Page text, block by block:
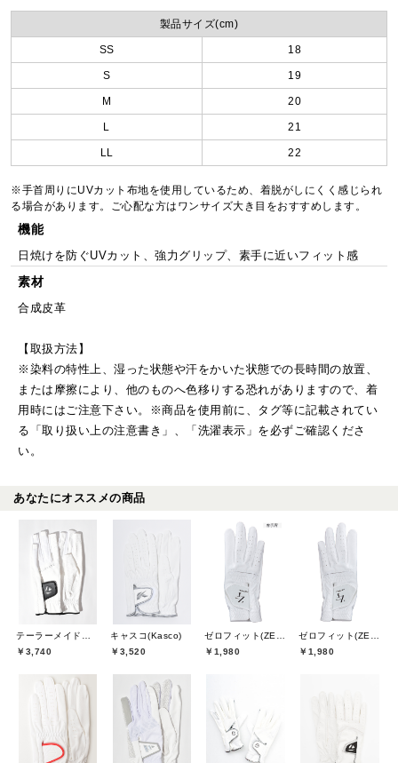
製品サイズ(cm)
SS 18
S 19
M 20
L 21
LL 22
※手首周りにUVカット布地を使用しているため、着脱がしにくく感じられ
る場合があります。ご心配な方はワンサイズ大き目をおすすめします。
機能
日焼けを防ぐUVカット、強力グリップ、素手に近いフィット感
素材
合成皮革
【取扱方法】
※染料の特性上、湿った状態や汗をかいた状態での長時間の放置、
または摩擦により、他のものへ色移りする恐れがありますので、着
用時にはご注意下さい。※商品を使用前に、タグ等に記載されてい
る「取り扱い上の注意書き」、「洗濯表示」を必ずご確認くださ
い。
あなたにオススメの商品
￥3,740
キャスコ(Kasco)
￥3,520
￥1,980
￥1,980